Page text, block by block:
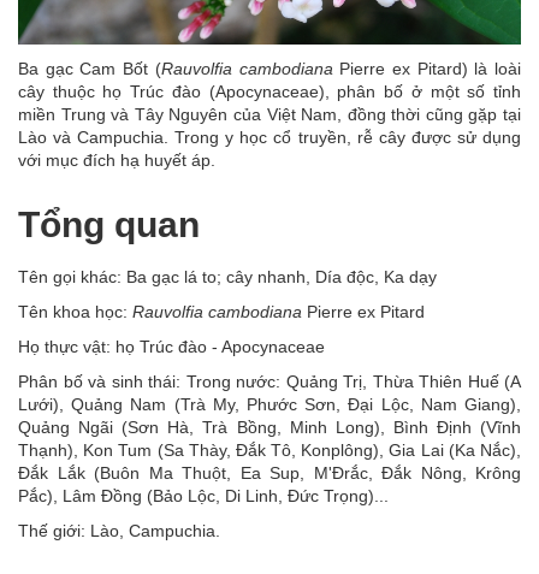
Ba gạc Cam Bốt (Rauvolfia cambodiana Pierre ex Pitard) là loài
cây thuộc họ Trúc đào (Apocynaceae), phân bố ở một số tỉnh
miền Trung và Tây Nguyên của Việt Nam, đồng thời cũng gặp tại
Lào và Campuchia. Trong y học cổ truyền, rễ cây được sử dụng
với mục đích hạ huyết áp.
Tổng quan
Tên gọi khác: Ba gạc lá to; cây nhanh, Día độc, Ka dạy
Tên khoa học: Rauvolfia cambodiana Pierre ex Pitard
Họ thực vật: họ Trúc đào - Apocynaceae
Phân bố và sinh thái: Trong nước: Quảng Trị, Thừa Thiên Huế (A
Lưới), Quảng Nam (Trà My, Phước Sơn, Đại Lộc, Nam Giang),
Quảng Ngãi (Sơn Hà, Trà Bồng, Minh Long), Bình Định (Vĩnh
Thạnh), Kon Tum (Sa Thày, Đắk Tô, Konplông), Gia Lai (Ka Nắc),
Đắk Lắk (Buôn Ma Thuột, Ea Sup, M'Đrắc, Đắk Nông, Krông
Pắc), Lâm Đồng (Bảo Lộc, Di Linh, Đức Trọng)...
Thế giới: Lào, Campuchia.